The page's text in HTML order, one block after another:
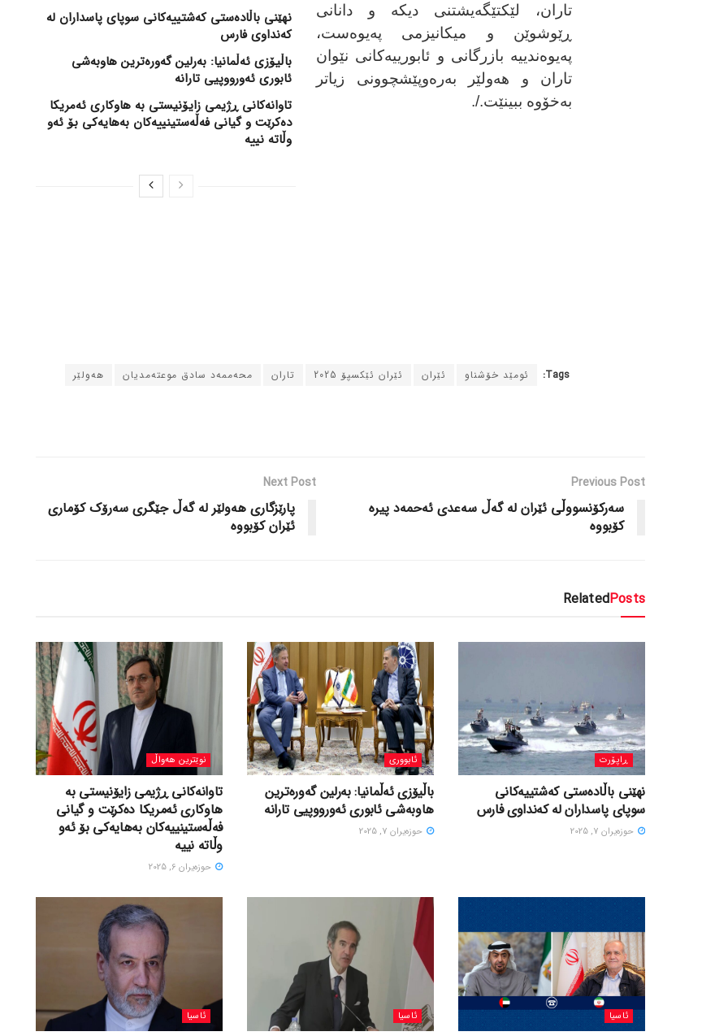
نهێنی باڵادەستی کەشتییەکانی سوپای پاسداران لە
کەنداوی فارس
باڵیۆزی ئەڵمانیا: بەرلین گەورەترین هاوبەشی
ئابوری ئەورووپیی تارانە
تاوانەکانی ڕژیمی زایۆنیستی بە هاوکاری ئەمریکا
دەکرێت و گیانی فەڵەستینییەکان بەهایەکی بۆ ئەو
وڵاتە نییە
تاران، لێکتێگەیشتنی دیکە و دانانی
ڕێوشوێن و میکانیزمی پەیوەست،
پەیوەندییە بازرگانی و ئابورییەکانی نێوان
تاران و هەولێر بەرەوپێشچوونی زیاتر
بەخۆوە ببینێت./.
Tags: ئومێد خۆشناو ئێران ئێران ئێکسپۆ 2025 تاران محەممەد سادق موعتەمدیان هەولێر
Previous Post
سەرکۆنسووڵی ئێران لە گەڵ سەعدی ئەحمەد پیرە
کۆبووە
Next Post
پارێزگاری هەولێر لە گەڵ جێگری سەرۆک کۆماری
ئێران کۆبووە
RelatedPosts
ڕاپۆرت
نهێنی باڵادەستی کەشتییەکانی
سوپای پاسداران لە کەنداوی فارس
حوزه‌یران 7, 2025
ئابووری
باڵیۆزی ئەڵمانیا: بەرلین گەورەترین
هاوبەشی ئابوری ئەورووپیی تارانە
حوزه‌یران 7, 2025
نوێترین هەواڵ
تاوانەکانی ڕژیمی زایۆنیستی بە
هاوکاری ئەمریکا دەکرێت و گیانی
فەڵەستینییەکان بەهایەکی بۆ ئەو
وڵاتە نییە
حوزه‌یران 6, 2025
ئاسیا ئاسیا ئاسیا